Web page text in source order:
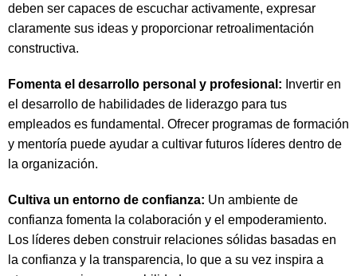
deben ser capaces de escuchar activamente, expresar
claramente sus ideas y proporcionar retroalimentación
constructiva.
Fomenta el desarrollo personal y profesional: Invertir en
el desarrollo de habilidades de liderazgo para tus
empleados es fundamental. Ofrecer programas de formación
y mentoría puede ayudar a cultivar futuros líderes dentro de
la organización.
Cultiva un entorno de confianza: Un ambiente de
confianza fomenta la colaboración y el empoderamiento.
Los líderes deben construir relaciones sólidas basadas en
la confianza y la transparencia, lo que a su vez inspira a